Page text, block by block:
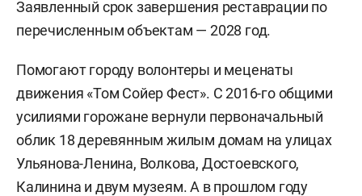
Заявленный срок завершения реставрации по
перечисленным объектам — 2028 год.
Помогают городу волонтеры и меценаты
движения «Том Сойер Фест». С 2016-го общими
усилиями горожане вернули первоначальный
облик 18 деревянным жилым домам на улицах
Ульянова-Ленина, Волкова, Достоевского,
Калинина и двум музеям. А в прошлом году